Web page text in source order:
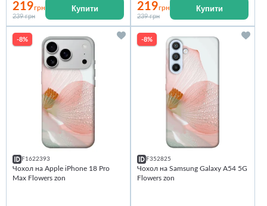
219грн
239 грн
Купити 219грн
239 грн
Купити
-8%
F1622393
Чохол на Apple iPhone 18 Pro
Max Flowers zon
-8%
F352825
Чохол на Samsung Galaxy A54 5G
Flowers zon